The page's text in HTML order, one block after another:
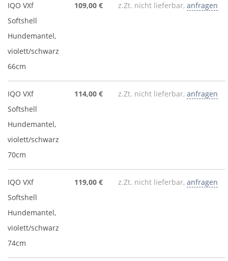
IQO VXf
Softshell
Hundemantel,
violett/schwarz
66cm
109,00 € z.Zt. nicht lieferbar, anfragen
IQO VXf
Softshell
Hundemantel,
violett/schwarz
70cm
114,00 € z.Zt. nicht lieferbar, anfragen
IQO VXf
Softshell
Hundemantel,
violett/schwarz
74cm
119,00 € z.Zt. nicht lieferbar, anfragen